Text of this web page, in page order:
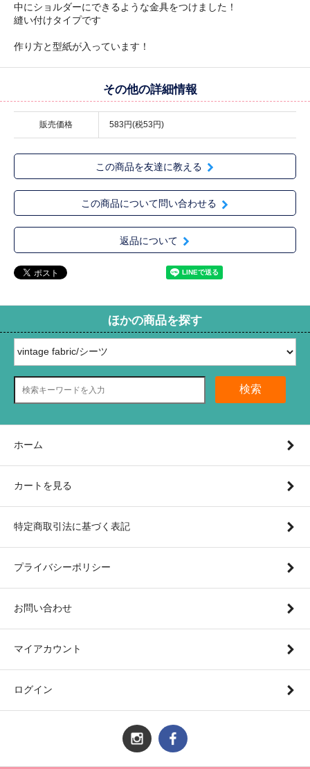
中にショルダーにできるような金具をつけました！
縫い付けタイプです
作り方と型紙が入っています！
その他の詳細情報
販売価格 583円(税53円)
この商品を友達に教える
この商品について問い合わせる
返品について
ほかの商品を探す
検索
ホーム
カートを見る
特定商取引法に基づく表記
プライバシーポリシー
お問い合わせ
マイアカウント
ログイン